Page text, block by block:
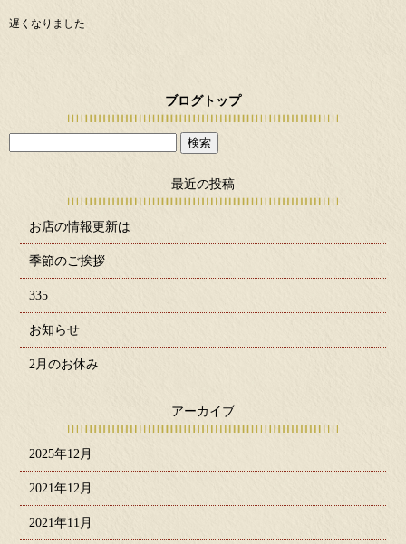
遅くなりました
ブログトップ
最近の投稿
お店の情報更新は
季節のご挨拶
335
お知らせ
2月のお休み
アーカイブ
2025年12月
2021年12月
2021年11月